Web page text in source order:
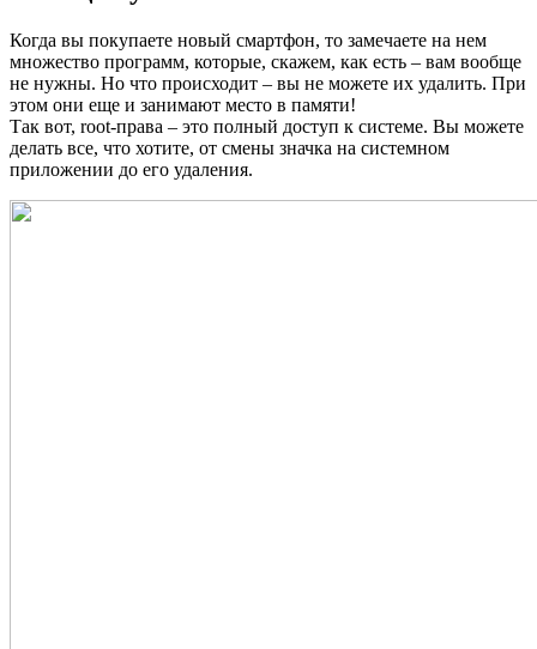
Когда вы покупаете новый смартфон, то замечаете на нем
множество программ, которые, скажем, как есть – вам вообще
не нужны. Но что происходит – вы не можете их удалить. При
этом они еще и занимают место в памяти!
Так вот, root-права – это полный доступ к системе. Вы можете
делать все, что хотите, от смены значка на системном
приложении до его удаления.